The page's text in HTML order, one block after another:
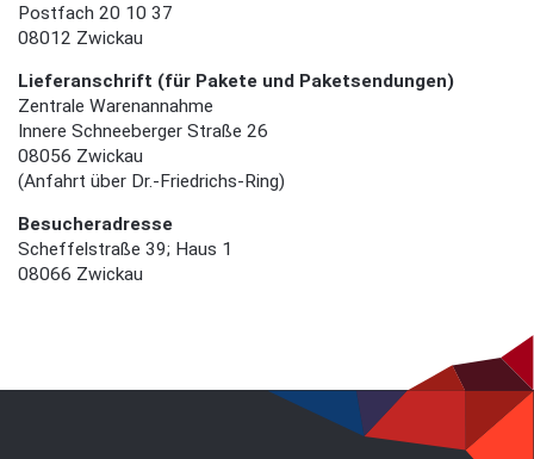
Postfach 20 10 37
08012 Zwickau
Lieferanschrift (für Pakete und Paketsendungen)
Zentrale Warenannahme
Innere Schneeberger Straße 26
08056 Zwickau
(Anfahrt über Dr.-Friedrichs-Ring)
Besucheradresse
Scheffelstraße 39; Haus 1
08066 Zwickau